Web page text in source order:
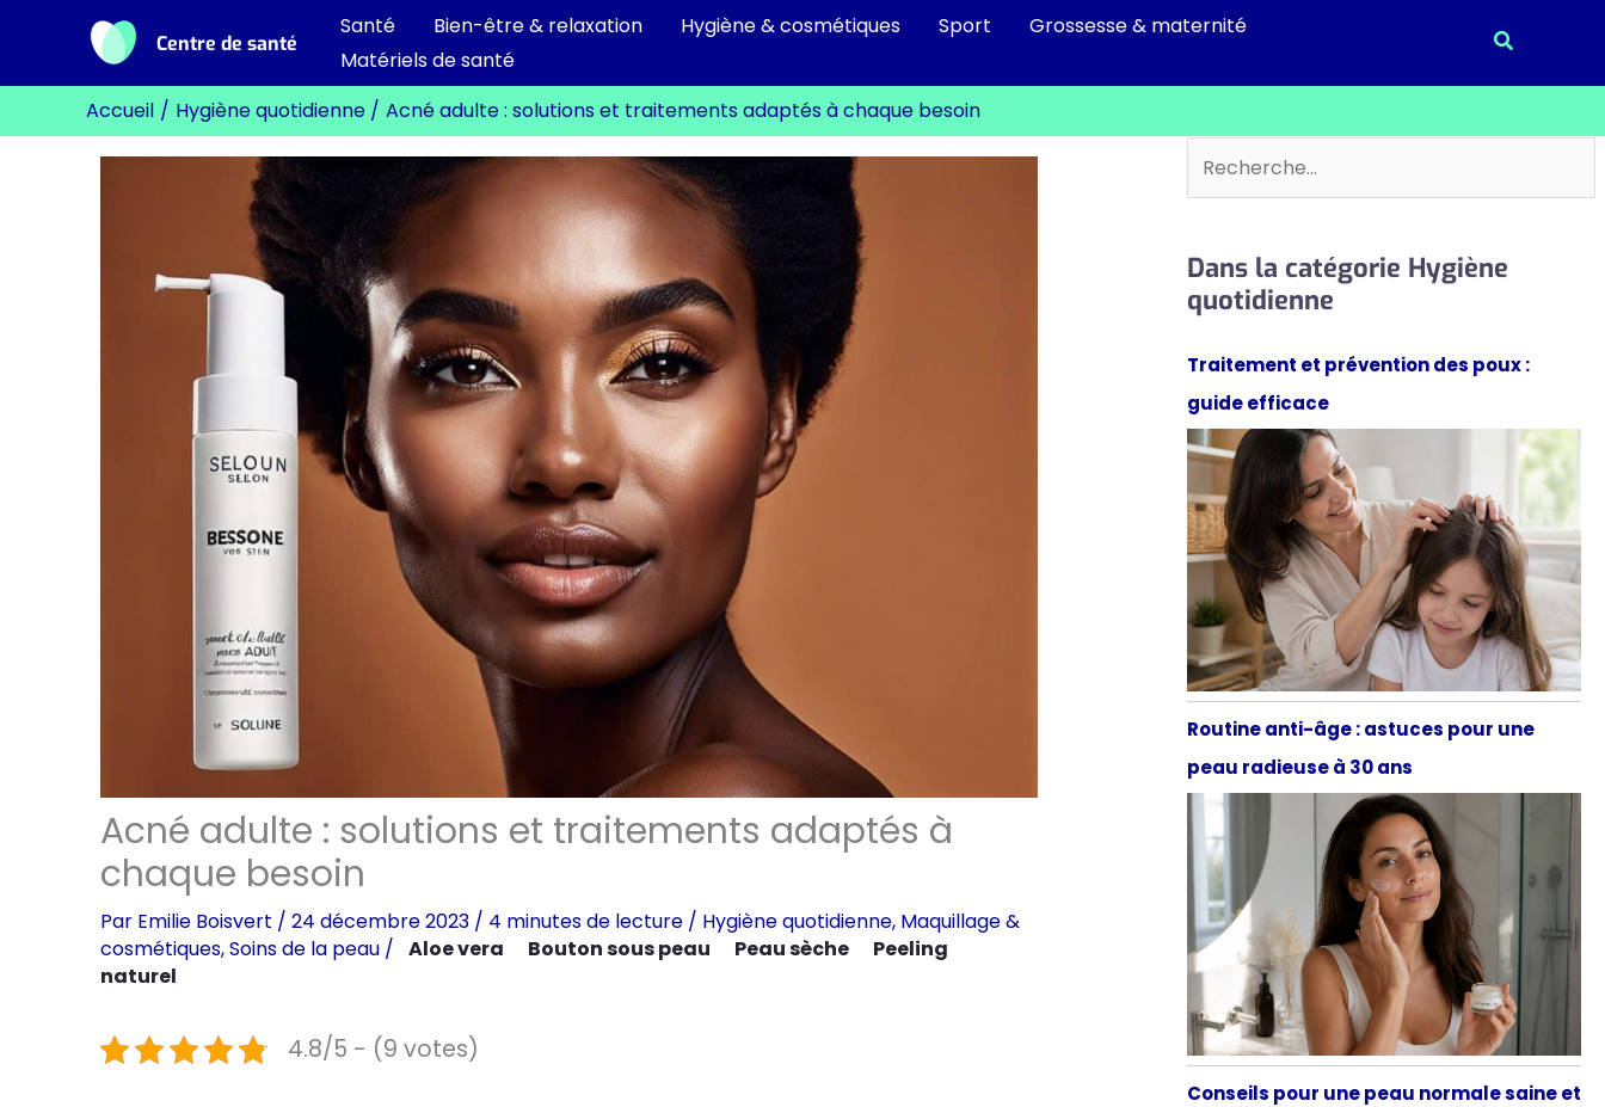
contenu
Centre de santé
Santé Bien-être & relaxation Hygiène & cosmétiques Sport
Grossesse & maternité
Matériels de santé
Accueil Hygiène quotidienne Acné adulte : solutions et traitements adaptés à chaque besoin
Acné adulte : solutions et traitements adaptés à
chaque besoin
Par Emilie Boisvert / 24 décembre 2023 / 4 minutes de lecture / Hygiène quotidienne, Maquillage &
cosmétiques,Soins de la peau / Aloe vera Bouton sous peau Peau sèche
Peeling
naturel
4.8/5 - (9 votes)
Rechercher
Dans la catégorie Hygiène
quotidienne
Traitement et prévention des poux :
guide efficace
Routine anti-âge : astuces pour une
peau radieuse à 30 ans
Conseils pour une peau normale saine et